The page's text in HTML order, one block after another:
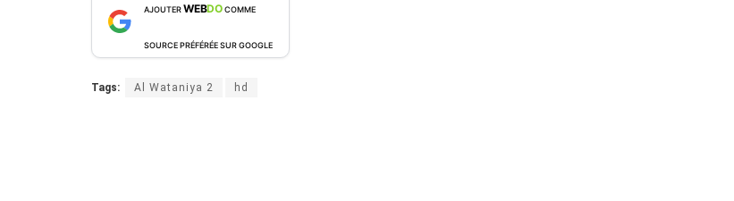
AJOUTERWEBDOCOMME
SOURCE PRÉFÉRÉE SUR GOOGLE
Tags: Al Wataniya 2 hd